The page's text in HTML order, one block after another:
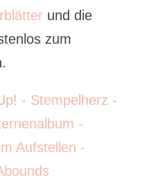
und die
zum